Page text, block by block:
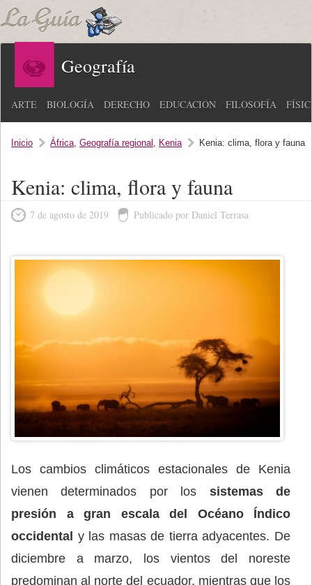
Geografía
ARTE BIOLOGÍA DERECHO EDUCACIÓN FILOSOFÍA
Inicio África, Geografía regional , Kenia Kenia: clima, flora y fauna
Kenia: clima, flora y fauna
7 de agosto de 2019 Publicado por Daniel Terrasa
Los cambios climáticos estacionales de Kenia
vienen determinados por los sistemas de
presión a gran escala del Océano Índico
occidental y las masas de tierra adyacentes. De
diciembre a marzo, los vientos del noreste
predominan al norte del ecuador, mientras que los